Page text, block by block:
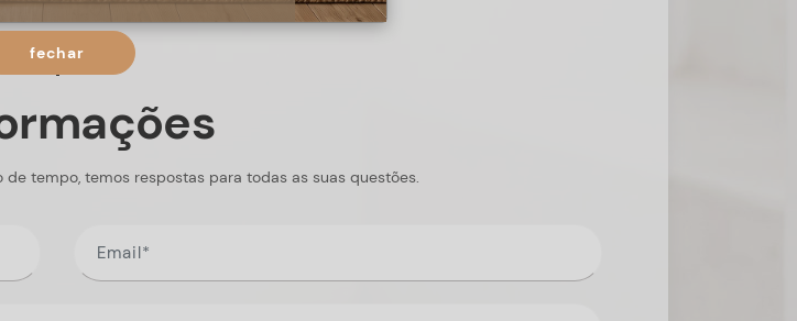
tempo, temos respostas para todas as suas questões.
fechar